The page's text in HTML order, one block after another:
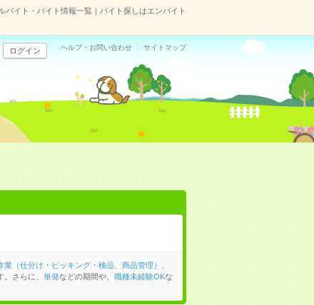
イト・バイト情報一覧｜バイト探しはエンバイト
ログイン ヘルプ・お問い合わせ サイトマップ
業（仕分け・ピッキング・検品、商品管理）
さらに、 単発などの期間や、 職種未経験OKな